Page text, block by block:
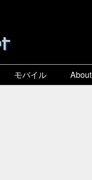
モバイル About